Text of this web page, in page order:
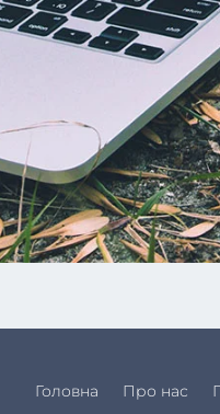
Головна Про нас